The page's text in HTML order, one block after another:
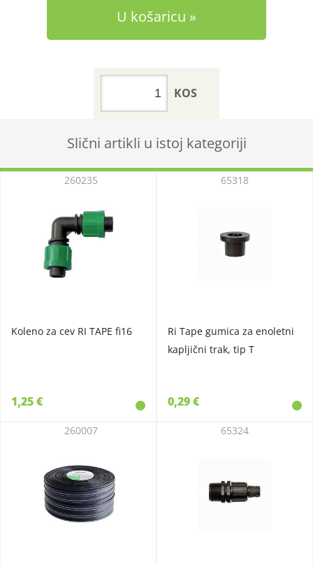
U košaricu
KOS
Slični artikli u istoj kategoriji
Koleno za cev RI TAPE fi16
260235
1,25 €
Ri Tape gumica za enoletni
kapljični trak, tip T
65318
0,29 €
260007 65324